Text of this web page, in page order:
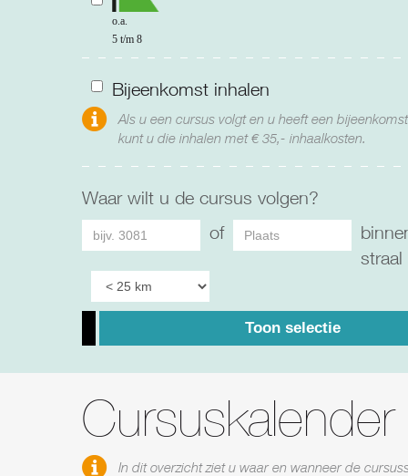
o.a.
5 t/m 8
Bijeenkomst inhalen
Als u een cursus volgt en u heeft een
kunt u die inhalen met € 35,- inhaalkosten.
Waar wilt u de cursus volgen?
of
straal
Toon selectie
Cursuskalender
In dit overzicht ziet u waar en wanneer de